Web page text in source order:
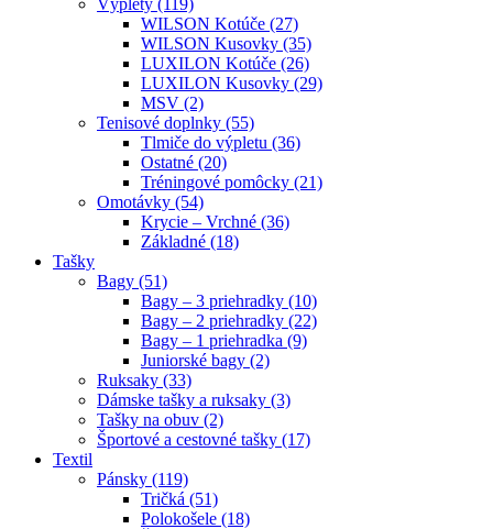
WILSON Kotúče (27)
WILSON Kusovky (35)
LUXILON Kotúče (26)
LUXILON Kusovky (29)
MSV (2)
Tenisové doplnky (55)
Tlmiče do výpletu (36)
Ostatné (20)
Tréningové pomôcky (21)
Omotávky (54)
Krycie – Vrchné (36)
Základné (18)
Tašky
Bagy (51)
Bagy – 3 priehradky (10)
Bagy – 2 priehradky (22)
Bagy – 1 priehradka (9)
Juniorské bagy (2)
Ruksaky (33)
Dámske tašky a ruksaky (3)
Tašky na obuv (2)
Športové a cestovné tašky (17)
Textil
Pánsky (119)
Tričká (51)
Polokošele (18)